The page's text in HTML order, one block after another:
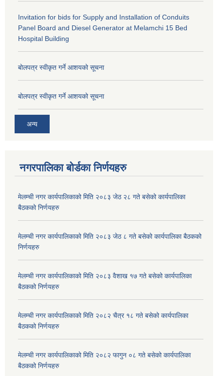
Invitation for bids for Supply and Installation of Conduits
Panel Board and Diesel Generator at Melamchi 15 Bed
Hospital Building
बोलपत्र स्वीकृत गर्ने आशयको सूचना
बोलपत्र स्वीकृत गर्ने आशयको सूचना
अन्य
नगरपालिका बोर्डका निर्णयहरु
मेलम्ची नगर कार्यपालिकाको मिति २०८३ जेठ २८ गते बसेको कार्यपालिका
बैठकको निर्णयहरु
मेलम्ची नगर कार्यपालिकाको मिति २०८३ जेठ ८ गते बसेको कार्यपालिका बैठकको
निर्णयहरु
मेलम्ची नगर कार्यपालिकाको मिति २०८३ वैशाख १७ गते बसेको कार्यपालिका
बैठकको निर्णयहरु
मेलम्ची नगर कार्यपालिकाको मिति २०८२ चैत्र १८ गते बसेको कार्यपालिका
बैठकको निर्णयहरु
मेलम्ची नगर कार्यपालिकाको मिति २०८२ फागुन ०८ गते बसेको कार्यपालिका
बैठकको निर्णयहरु